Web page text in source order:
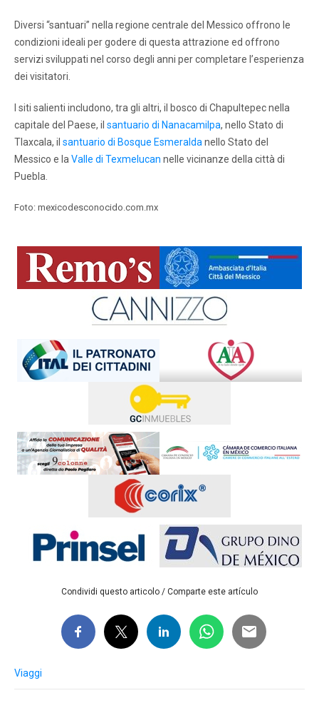
Diversi “santuari” nella regione centrale del Messico offrono le
condizioni ideali per godere di questa attrazione ed offrono
servizi sviluppati nel corso degli anni per completare l’esperienza
dei visitatori.
I siti salienti includono, tra gli altri, il bosco di Chapultepec nella
capitale del Paese, il santuario di Nanacamilpa, nello Stato di
Tlaxcala, il santuario di Bosque Esmeralda nello Stato del
Messico e la Valle di Texmelucan nelle vicinanze della città di
Puebla.
Foto: mexicodesconocido.com.mx
Condividi questo articolo / Comparte este artículo
Viaggi